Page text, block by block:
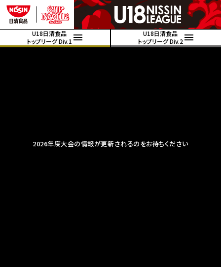
U18日清食品
トップリーグ Div.1
U18日清食品
トップリーグ Div.2
2026年度大会の情報が更新されるのをお待ちください